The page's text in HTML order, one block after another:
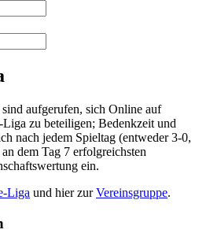
aufgerufen, sich Online auf
Liga zu beteiligen; Bedenkzeit und
nach jedem Spieltag (entweder 3-0,
dem Tag 7 erfolgreichsten
ein.
Liga und hier zurVereinsgruppe.